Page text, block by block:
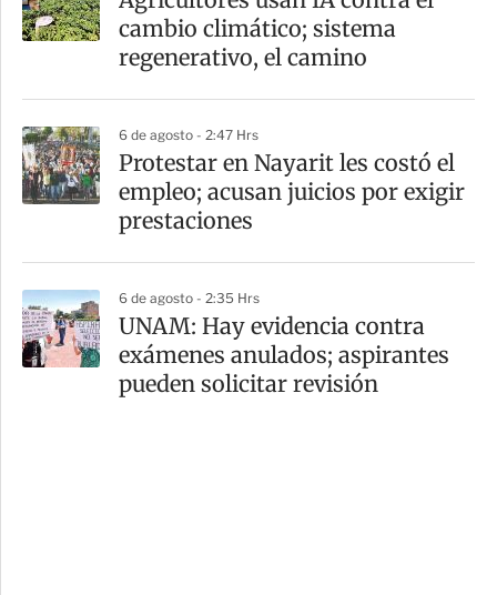
cambio climático; sistema
regenerativo, el camino
6 de agosto - 2:47 Hrs
Protestar en Nayarit les costó el
empleo; acusan juicios por exigir
prestaciones
6 de agosto - 2:35 Hrs
UNAM: Hay evidencia contra
exámenes anulados; aspirantes
pueden solicitar revisión